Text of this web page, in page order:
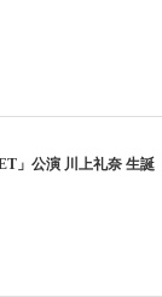
」公演 川上礼奈 生誕